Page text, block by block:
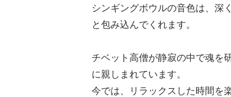
シンギングボウルの音色は、深
と包み込んでくれます。
チベット高僧が静寂の中で魂を
に親しまれています。
今では、リラックスした時間を